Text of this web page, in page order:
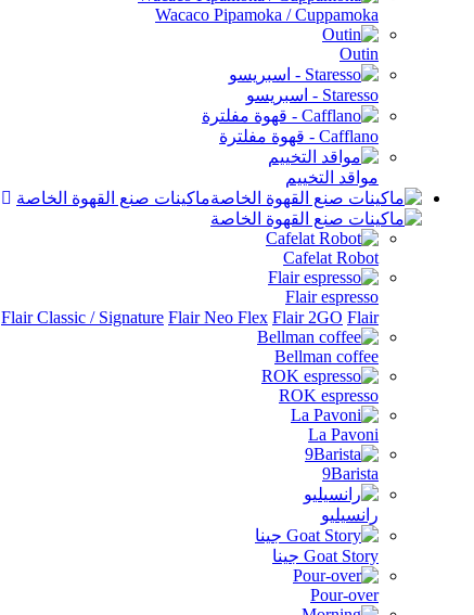
Wacaco Pipamoka / Cuppamoka
Outin
Staresso - اسبريسو
Cafflano - قهوة مفلترة
مواقد التخييم
ماكينات صنع القهوة الخاصة
Cafelat Robot
Flair espresso
Flair Classic / Signature Flair Neo Flex Flair 2GO Flair الملحقات
Bellman coffee
ROK espresso
La Pavoni
9Barista
رانسيليو
Goat Story جينا
Pour-over